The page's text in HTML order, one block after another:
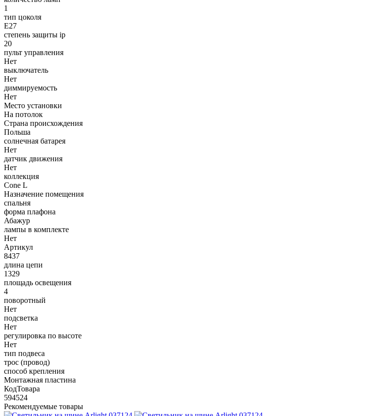
1
тип цоколя
E27
степень защиты ip
20
пульт управления
Нет
выключатель
Нет
диммируемость
Нет
Место установки
На потолок
Страна происхождения
Польша
солнечная батарея
Нет
датчик движения
Нет
коллекция
Cone L
Назначение помещения
спальня
форма плафона
Абажур
лампы в комплекте
Нет
Артикул
8437
длина цепи
1329
площадь освещения
4
поворотный
Нет
подсветка
Нет
регулировка по высоте
Нет
тип подвеса
трос (провод)
способ крепления
Монтажная пластина
КодТовара
594524
Рекомендуемые товары